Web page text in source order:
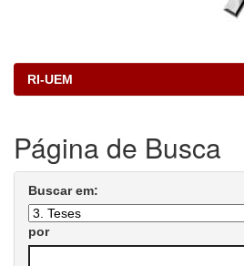
RI-UEM
Página de Busca
Buscar em:
por